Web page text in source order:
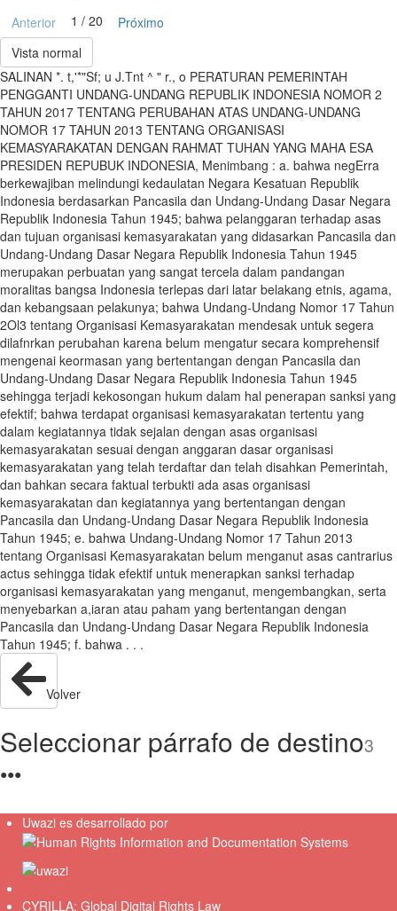
Anterior 1 / 20
Próximo
Vista normal
SALINAN *. t,'*"Sf; u J.Tnt ^ " r., o PERATURAN PEMERINTAH
PENGGANTI UNDANG-UNDANG REPUBLIK INDONESIA NOMOR 2
TAHUN 2017 TENTANG PERUBAHAN ATAS UNDANG-UNDANG
NOMOR 17 TAHUN 2013 TENTANG ORGANISASI
KEMASYARAKATAN DENGAN RAHMAT TUHAN YANG MAHA ESA
PRESIDEN REPUBUK INDONESIA, Menimbang : a. bahwa negErra
berkewajiban melindungi kedaulatan Negara Kesatuan Republik
Indonesia berdasarkan Pancasila dan Undang-Undang Dasar Negara
Republik Indonesia Tahun 1945; bahwa pelanggaran terhadap asas
dan tujuan organisasi kemasyarakatan yang didasarkan Pancasila dan
Undang-Undang Dasar Negara Republik Indonesia Tahun 1945
merupakan perbuatan yang sangat tercela dalam pandangan
moralitas bangsa Indonesia terlepas dari latar belakang etnis, agama,
dan kebangsaan pelakunya; bahwa Undang-Undang Nomor 17 Tahun
2Ol3 tentang Organisasi Kemasyarakatan mendesak untuk segera
dilafnrkan perubahan karena belum mengatur secara komprehensif
mengenai keormasan yang bertentangan dengan Pancasila dan
Undang-Undang Dasar Negara Republik Indonesia Tahun 1945
sehingga terjadi kekosongan hukum dalam hal penerapan sanksi yang
efektif; bahwa terdapat organisasi kemasyarakatan tertentu yang
dalam kegiatannya tidak sejalan dengan asas organisasi
kemasyarakatan sesuai dengan anggaran dasar organisasi
kemasyarakatan yang telah terdaftar dan telah disahkan Pemerintah,
dan bahkan secara faktual terbukti ada asas organisasi
kemasyarakatan dan kegiatannya yang bertentangan dengan
Pancasila dan Undang-Undang Dasar Negara Republik Indonesia
Tahun 1945; e. bahwa Undang-Undang Nomor 17 Tahun 2013
tentang Organisasi Kemasyarakatan belum menganut asas cantrarius
actus sehingga tidak efektif untuk menerapkan sanksi terhadap
organisasi kemasyarakatan yang menganut, mengembangkan, serta
menyebarkan a,iaran atau paham yang bertentangan dengan
Pancasila dan Undang-Undang Dasar Negara Republik Indonesia
Tahun 1945; f. bahwa . . .
Volver
Seleccionar párrafo de destino3
●●●
Uwazi es desarrollado por
CYRILLA: Global Digital Rights Law